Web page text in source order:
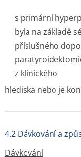
s primární
byla na základě
příslušného
z klinického
hlediska nebo je
4.2 Dávkování a
Dávkování